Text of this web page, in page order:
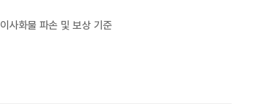
이사화물 파손 및 보상 기준